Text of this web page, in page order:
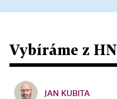
Vybíráme z HN
JAN KUBITA